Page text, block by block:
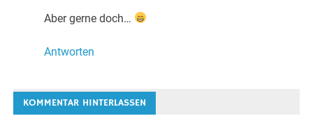
Aber gerne doch…
Antworten
KOMMENTAR HINTERLASSEN